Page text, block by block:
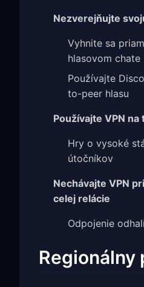
Nezverejňujte
Vyhnite sa
hlasovom chate
Používajte
to-peer hlasu
Používajte VPN na
Hry o vysoké
útočníkov
Nechávajte VPN
celej relácie
Odpojenie
Regionálny